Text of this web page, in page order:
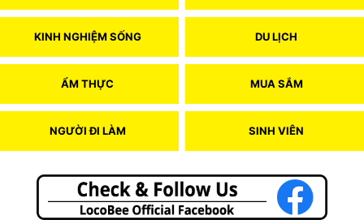
KINH NGHIỆM SỐNG DU LỊCH
ẨM THỰC MUA SẮM
NGƯỜI ĐI LÀM SINH VIÊN